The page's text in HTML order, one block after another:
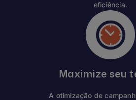
eficiência.
Maximize seu
A otimização de